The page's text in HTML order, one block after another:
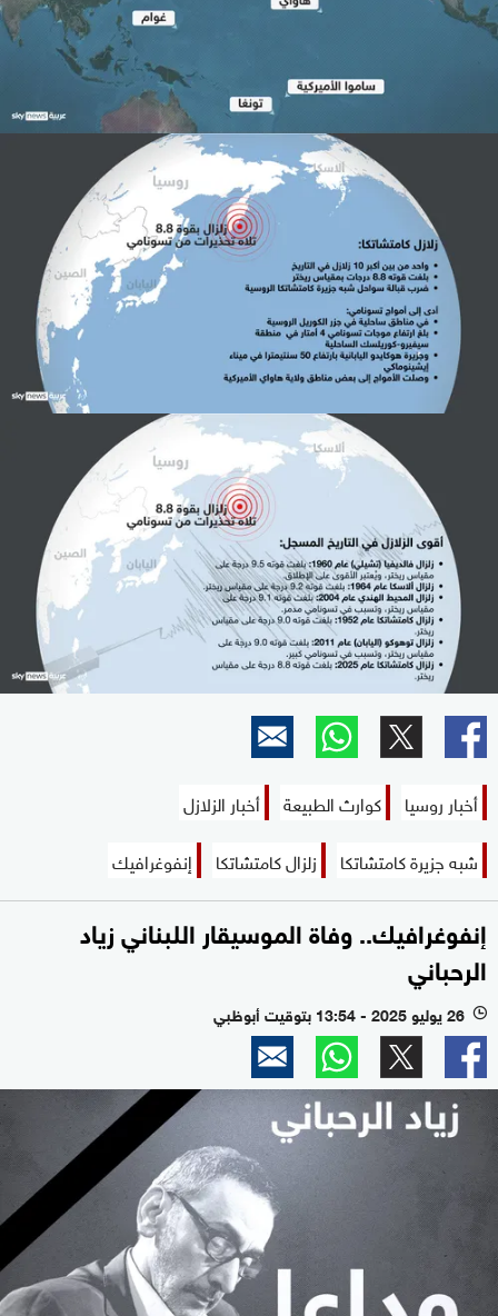
أخبار روسيا كوارث الطبيعة
أخبار الزلازل
شبه جزيرة كامتشاتكا
زلزال كامتشاتكا إنفوغرافيك
إنفوغرافيك.. وفاة الموسيقار اللبناني زياد
الرحباني
l 26 يوليو 2025 - 13:54 بتوقيت أبوظبي